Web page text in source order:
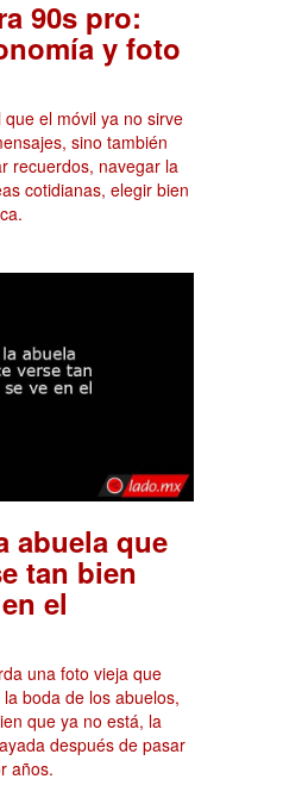
90s pro:
y foto
el móvil ya no sirve
sino también
recuerdos, navegar la
cotidianas, elegir bien
abuela que
tan bien
el
una foto vieja que
boda de los abuelos,
que ya no está, la
después de pasar
años.